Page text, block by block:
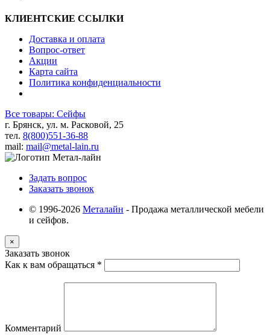
КЛИЕНТСКИЕ ССЫЛКИ
Доставка и оплата
Вопрос-ответ
Акции
Карта сайта
Политика конфиденциальности
Все товары: Сейфы
г. Брянск, ул. м. Расковой, 25
тел. 8(800)551-36-88
mail: mail@metal-lain.ru
Задать вопрос
Заказать звонок
© 1996-2026 Металайн - Продажа металлической мебели
и сейфов.
×
Заказать звонок
Как к вам обращаться *
Комментарий